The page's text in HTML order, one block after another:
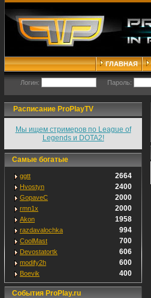
ГЛАВНАЯ
Логин: Пароль:
Расписание ProPlayTV
Мы ищем стримеров по League of
Legends и DOTA2!
Самые богатые
ggtt 2664
Hvostyn 2400
GopaveC 2000
rmn1x 2000
Akon 1958
razdavalochka 994
CoolMast 700
Devostatortk 606
modify2h 600
Boevik 400
События ProPlay.ru